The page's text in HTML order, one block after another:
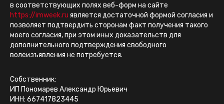
в соответствующих полях веб-форм на сайте
https://imweek.ru является достаточной формой согласия и
позволяет подтвердить сторонам факт получения такого
моего согласия, при этом иных доказательств для
дополнительного подтверждения свободного
волеизъявления не потребуется.
Собственник:
ИП Пономарев Александр Юрьевич
ИНН: 667417823445